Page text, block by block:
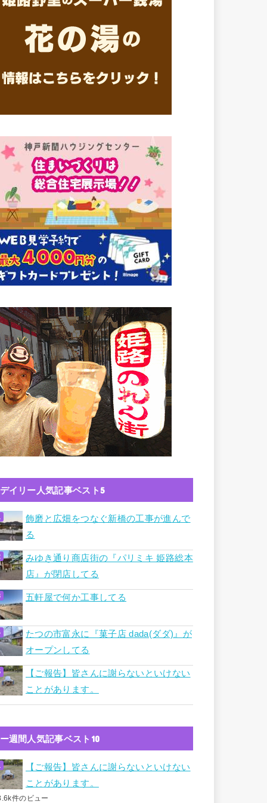
デイリー人気記事ベスト5
飾磨と広畑をつなぐ新橋の工事が進んで
る
みゆき通り商店街の『パリミキ 姫路総本
店』が閉店してる
五軒屋で何か工事してる
たつの市富永に『菓子店 dada(ダダ)』が
オープンしてる
【ご報告】皆さんに謝らないといけない
ことがあります。
ー週間人気記事ベスト10
【ご報告】皆さんに謝らないといけない
ことがあります。
件のビュー